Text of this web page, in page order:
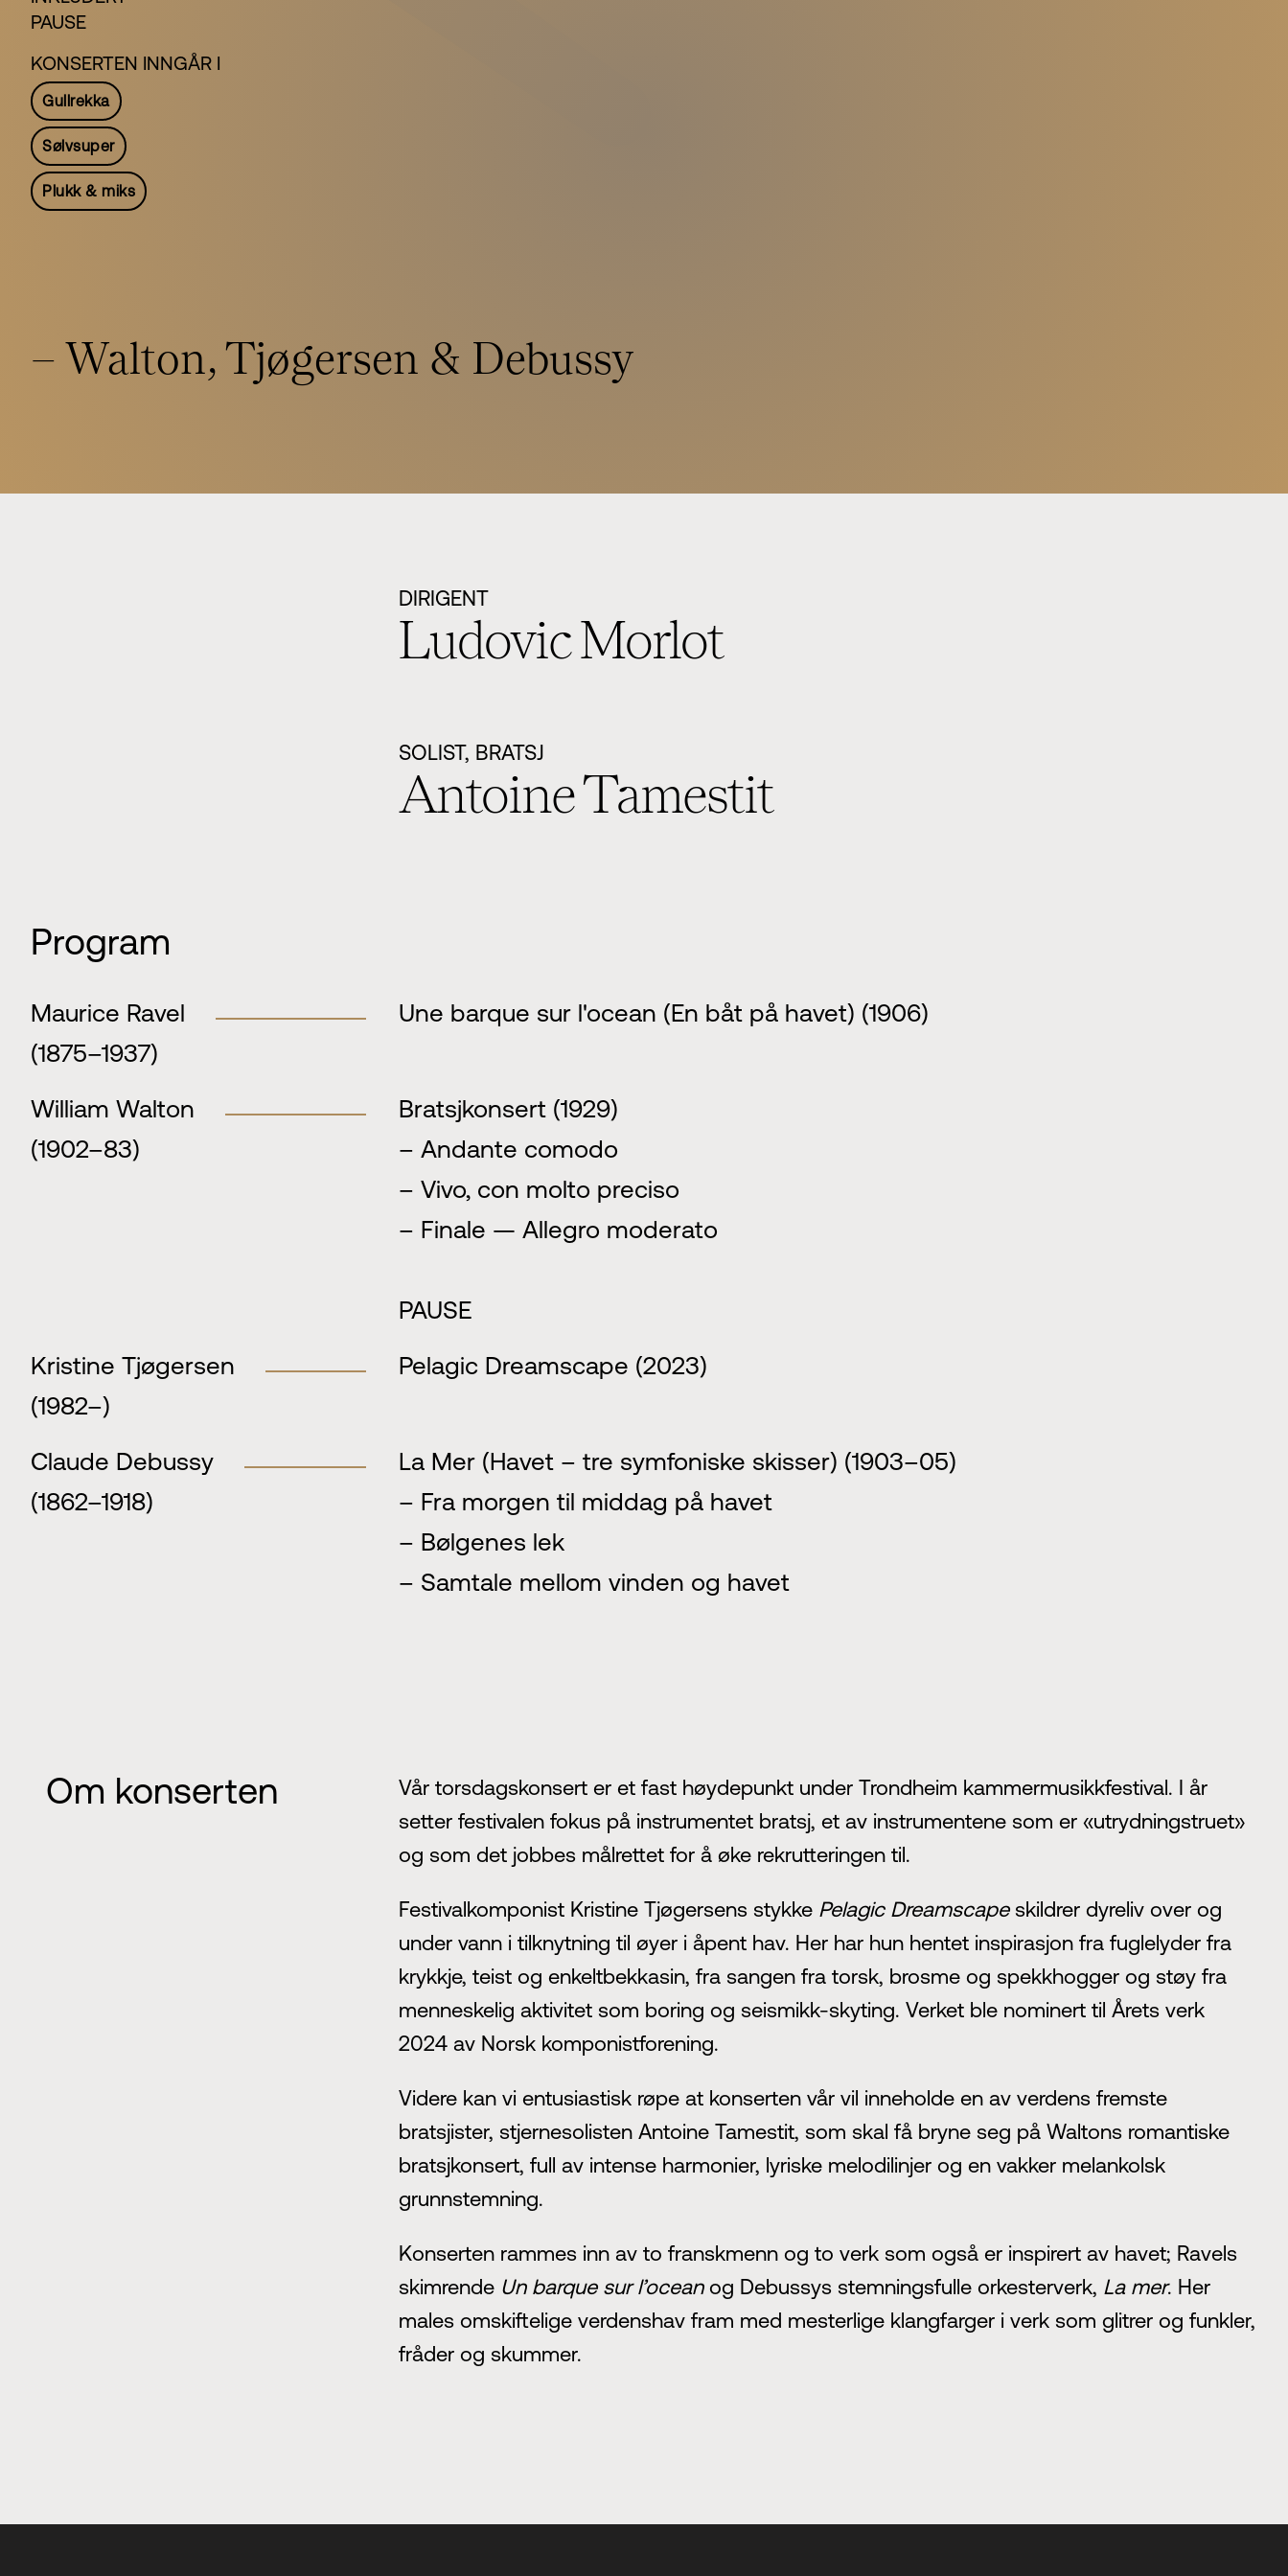
PAUSE
KONSERTEN INNGÅR I
Gullrekka
Sølvsuper
Plukk & miks
– Walton, Tjøgersen & Debussy
DIRIGENT
Ludovic Morlot
SOLIST, BRATSJ
Antoine Tamestit
Program
Maurice Ravel
(1875–1937)
Une barque sur l'ocean (En båt på havet) (1906)
William Walton
(1902–83)
Bratsjkonsert (1929)
– Andante comodo
– Vivo, con molto preciso
– Finale — Allegro moderato
PAUSE
Kristine Tjøgersen
(1982–)
Pelagic Dreamscape (2023)
Claude Debussy
(1862–1918)
La Mer (Havet – tre symfoniske skisser) (1903–05)
– Fra morgen til middag på havet
– Bølgenes lek
– Samtale mellom vinden og havet
Om konserten
Vår torsdagskonsert er et fast høydepunkt under Trondheim kammermusikkfestival. I år
setter festivalen fokus på instrumentet bratsj, et av instrumentene som er «utrydningstruet»
og som det jobbes målrettet for å øke rekrutteringen til.
Festivalkomponist Kristine Tjøgersens stykke Pelagic Dreamscapeskildrer dyreliv over og
under vann i tilknytning til øyer i åpent hav. Her har hun hentet inspirasjon fra fuglelyder fra
krykkje, teist og enkeltbekkasin, fra sangen fra torsk, brosme og spekkhogger og støy fra
menneskelig aktivitet som boring og seismikk-skyting. Verket ble nominert til Årets verk
2024 av Norsk komponistforening.
Videre kan vi entusiastisk røpe at konserten vår vil inneholde en av verdens fremste
bratsjister, stjernesolisten Antoine Tamestit, som skal få bryne seg på Waltons romantiske
bratsjkonsert, full av intense harmonier, lyriske melodilinjer og en vakker melankolsk
grunnstemning.
Konserten rammes inn av to franskmenn og to verk som også er inspirert av havet; Ravels
skimrende Un barque sur l’oceanog Debussys stemningsfulle orkesterverk, La mer. Her
males omskiftelige verdenshav fram med mesterlige klangfarger i verk som glitrer og funkler,
fråder og skummer.